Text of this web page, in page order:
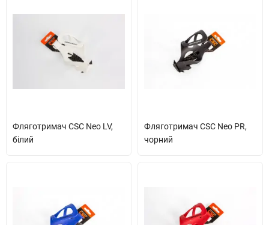
Фляготримач CSC Neo LV,
білий
Фляготримач CSC Neo PR,
чорний